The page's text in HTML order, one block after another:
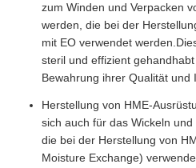
zum Winden und Verpacken
werden, die bei der
mit EO verwendet
steril und effizient
Bewahrung ihrer Qualität und
Herstellung von HME-
sich auch für das Wickeln und
die bei der Herstellung von
Moisture Exchange)